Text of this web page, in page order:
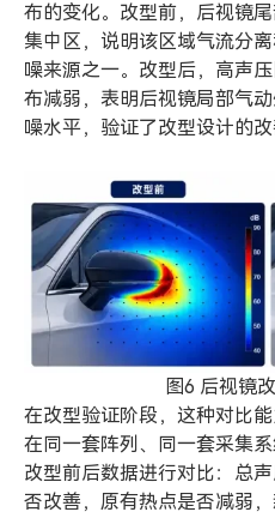
布的变化。改型前，后视镜
集中区，说明该区域气流分
噪来源之一。改型后，高声
布减弱，表明后视镜局部气
噪水平，验证了改型设计的改
图6 后视镜
在改型验证阶段，这种对比
在同一套阵列、同一套采集
改型前后数据进行对比：总
否改善，原有热点是否减弱